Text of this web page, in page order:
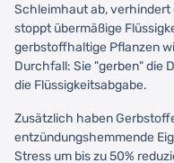
Schleimhaut ab, verhindert
stoppt übermäßige
gerbstoffhaltige Pflanzen
Durchfall: Sie "gerben" die
die Flüssigkeitsabgabe.
Zusätzlich haben
entzündungshemmende
Stress um bis zu 50%